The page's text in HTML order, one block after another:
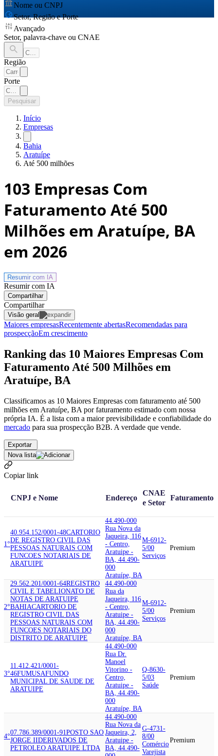
Nome ou CNPJ
Setor, Região e Porte
Avançado
Setor, palavra-chave ou CNAE
Região
Porte
Pesquisar
Início
Empresas
Bahia
Aratuípe
Até 500 milhões
103 Empresas Com
Faturamento Até 500
Milhões em Aratuípe, BA
em 2026
Resumir com IA
Resumir com IA
Compartilhar
Compartilhar
Visão geral
Maiores empresasRecentemente abertasRecomendadas para
prospecçãoEm crescimento
Ranking das 10 Maiores Empresas Com
Faturamento Até 500 Milhões em
Aratuípe, BA
Classificamos as 10 Maiores Empresas com faturamento até 500
milhões em Aratuípe, BA por faturamento estimado com nossa
própria IA. É a lista com a maior previsibilidade e confiabilidade do
mercado para sua prospecção B2B. A verdade que vende.
Exportar
Nova lista
Copiar link
CNPJ e Nome Endereço
CNAE
e Setor
Faturamento
1°
40.954.152/0001-48CARTORIO
DE REGISTRO CIVIL DAS
PESSOAS NATURAIS COM
FUNCOES NOTARIAIS DE
ARATUIPE
44.490-000
Rua Nova da
Jaqueira, 116
- Centro,
Aratuipe -
BA, 44.490-
000
Aratuípe, BA
M-6912-
5/00
Serviços
Premium
2°
29.562.201/0001-64REGISTRO
CIVIL E TABELIONATO DE
NOTAS DE ARATUIPE
BAHIACARTORIO DE
REGISTRO CIVIL DAS
PESSOAS NATURAIS COM
FUNCOES NOTARIAIS DO
DISTRITO DE ARATUIPE
44.490-000
Rua da
Jaqueira, 116
- Centro,
Aratuipe -
BA, 44.490-
000
Aratuípe, BA
M-6912-
5/00
Serviços
Premium
3°
11.412.421/0001-
46FUMUSAFUNDO
MUNICIPAL DE SAUDE DE
ARATUIPE
44.490-000
Rua Dr.
Manoel
Vitorino -
Centro,
Aratuipe -
BA, 44.490-
000
Aratuípe, BA
Q-8630-
5/03
Saúde
Premium
4°
07.786.389/0001-91POSTO SAO
JORGE IIDERIVADOS DE
PETROLEO ARATUIPE LTDA
44.490-000
Rua Nova da
Jaqueira, 2,
Aratuipe -
BA, 44.490-
G-4731-
8/00
Comércio
Varejista
Premium